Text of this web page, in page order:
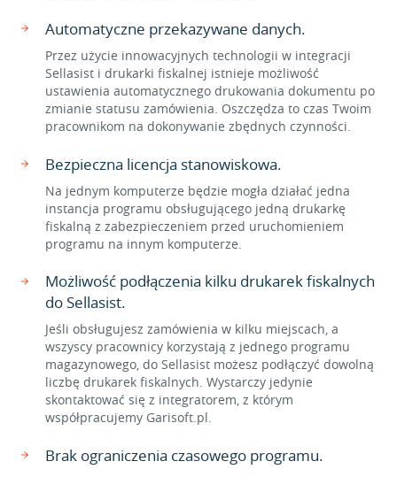
Automatyczne przekazywane danych.
Przez użycie innowacyjnych technologii w integracji
Sellasist i drukarki fiskalnej istnieje możliwość
ustawienia automatycznego drukowania dokumentu po
zmianie statusu zamówienia. Oszczędza to czas Twoim
pracownikom na dokonywanie zbędnych czynności.
Bezpieczna licencja stanowiskowa.
Na jednym komputerze będzie mogła działać jedna
instancja programu obsługującego jedną drukarkę
fiskalną z zabezpieczeniem przed uruchomieniem
programu na innym komputerze.
Możliwość podłączenia kilku drukarek fiskalnych
do Sellasist.
Jeśli obsługujesz zamówienia w kilku miejscach, a
wszyscy pracownicy korzystają z jednego programu
magazynowego, do Sellasist możesz podłączyć dowolną
liczbę drukarek fiskalnych. Wystarczy jedynie
skontaktować się z integratorem, z którym
współpracujemy Garisoft.pl.
Brak ograniczenia czasowego programu.